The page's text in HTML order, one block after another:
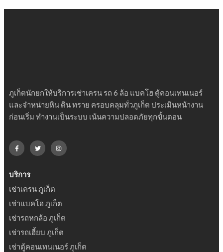
ภูเก็ตนักยกให้บริการเช่าเครน รถ 6 ล้อ แบคโฮ ตู้คอนเทนเนอร์
และจำหน่ายหิน ดิน ทราย ครอบคลุมทั่วภูเก็ต ประเมินหน้างาน
ก่อนเริ่ม ทำงานเป็นระบบ เน้นความปลอดภัยทุกขั้นตอน
บริการ
เช่าเครน ภูเก็ต
เช่าแบคโฮ ภูเก็ต
เช่ารถหกล้อ ภูเก็ต
เช่ารถเฮี้ยบ ภูเก็ต
เช่าตู้คอนเทนเนอร์ ภูเก็ต